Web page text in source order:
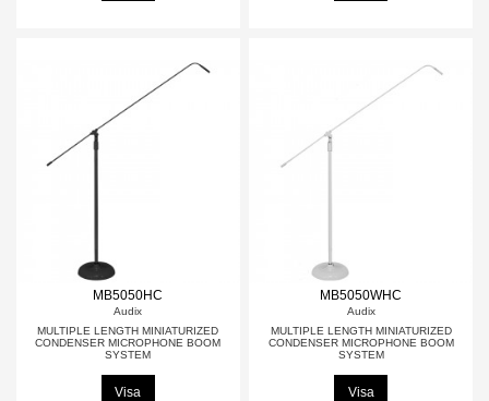
MB5050HC
Audix
MULTIPLE LENGTH MINIATURIZED
CONDENSER MICROPHONE BOOM
SYSTEM
Visa
MB5050WHC
Audix
MULTIPLE LENGTH MINIATURIZED
CONDENSER MICROPHONE BOOM
SYSTEM
Visa